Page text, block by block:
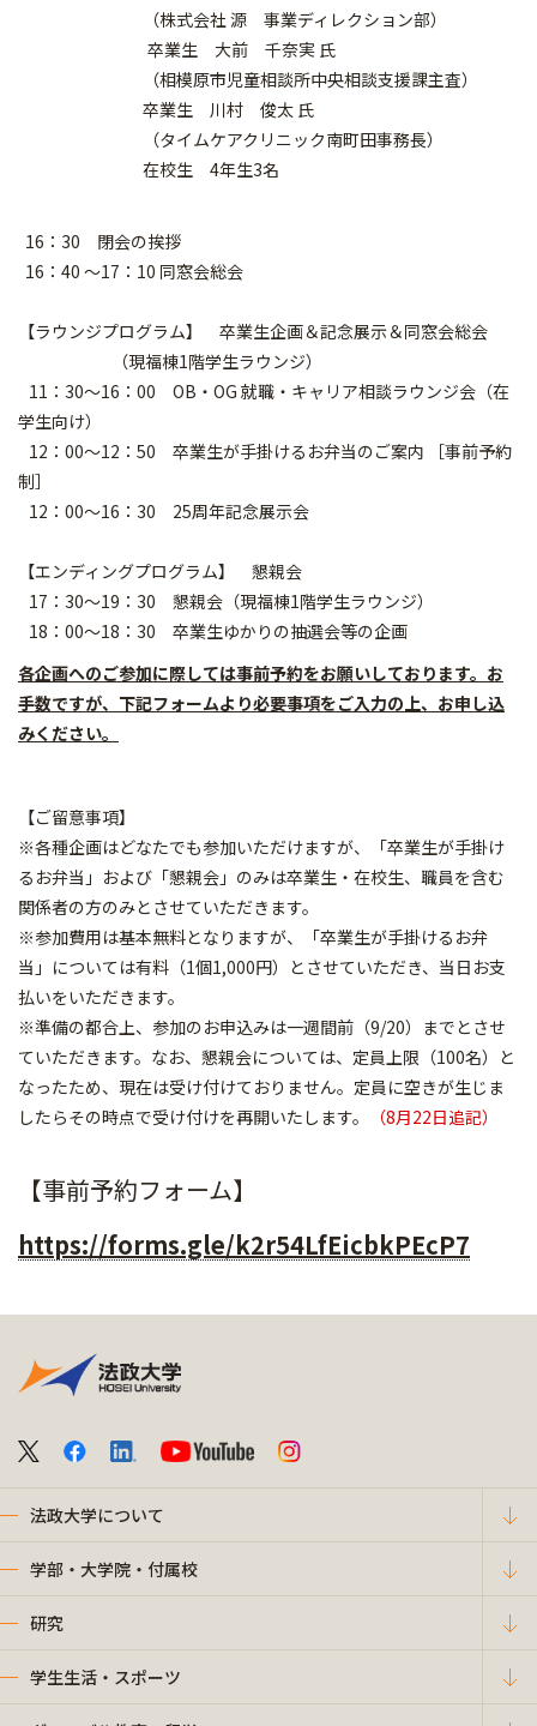
（株式会社 源 事業ディレクション部）
卒業生 大前 千奈実 氏
（相模原市児童相談所中央相談支援課主査）
卒業生 川村 俊太 氏
（タイムケアクリニック南町田事務長）
在校生 4年生3名
16：30 閉会の挨拶
16：40 ～17：10 同窓会総会
【ラウンジプログラム】 卒業生企画＆記念展示＆同窓会総会
（現福棟1階学生ラウンジ）
11：30～16：00 OB・OG 就職・キャリア相談ラウンジ会（在
学生向け）
12：00～12：50 卒業生が手掛けるお弁当のご案内 ［事前予約
制］
12：00～16：30 25周年記念展示会
【エンディングプログラム】 懇親会
17：30～19：30 懇親会（現福棟1階学生ラウンジ）
18：00～18：30 卒業生ゆかりの抽選会等の企画
各企画へのご参加に際しては事前予約をお願いしております。お
手数ですが、下記フォームより必要事項をご入力の上、お申し込
みください。
【ご留意事項】
※各種企画はどなたでも参加いただけますが、「卒業生が手掛け
るお弁当」および「懇親会」のみは卒業生・在校生、 職員を含む
関係者の方のみとさせていただきます。
※参加費用は基本無料となりますが、「卒業生が手掛けるお弁
当」については有料（1個1,000円）とさせていただき、当日お支
払いをいただきます。
※準備の都合上、参加のお申込みは一週間前（9/20）までとさせ
ていただきます。なお、懇親会については、定員上限（100名）と
なったため、現在は受け付けておりません。定員に空きが生じま
したらその時点で受け付けを再開いたします。
（8月22日追記）
【事前予約フォーム】
https://forms.gle/k2r54LfEicbkPEcP7
法政大学について
学部・大学院・付属校
研究
学生生活・スポーツ